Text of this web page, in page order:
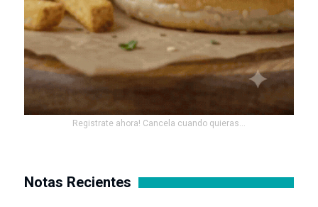
Registrate ahora! Cancela cuando quieras...
Notas Recientes